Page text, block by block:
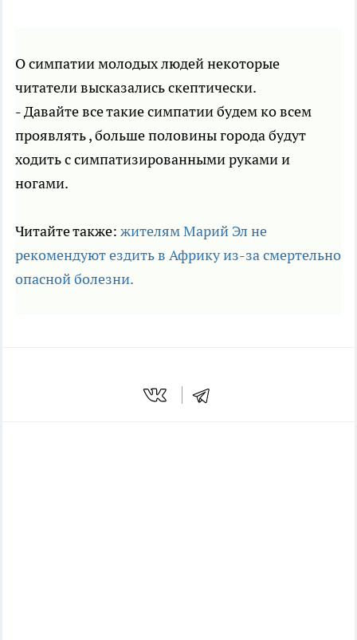
О симпатии молодых людей некоторые
читатели высказались скептически.
- Давайте все такие симпатии будем ко всем
проявлять , больше половины города будут
ходить с симпатизированными руками и
ногами.
Читайте также: жителям Марий Эл не
рекомендуют ездить в Африку из-за смертельно
опасной болезни.